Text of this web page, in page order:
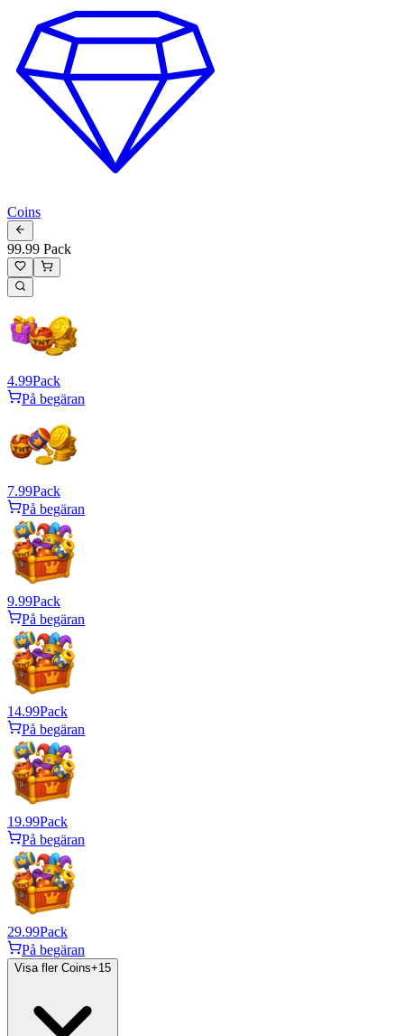
Coins
99.99 Pack
4.99Pack
På begäran
7.99Pack
På begäran
9.99Pack
På begäran
14.99Pack
På begäran
19.99Pack
På begäran
29.99Pack
På begäran
Visa fler Coins+15